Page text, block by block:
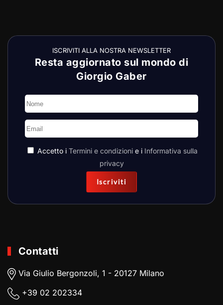
ISCRIVITI ALLA NOSTRA NEWSLETTER
Resta aggiornato sul mondo di
Giorgio Gaber
Accetto i Termini e condizioni e i Informativa sulla
privacy
Iscriviti
Contatti
Via Giulio Bergonzoli, 1 - 20127 Milano
+39 02 202334